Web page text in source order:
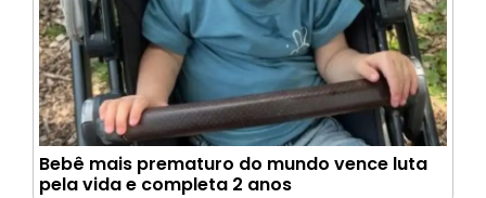
Bebê mais prematuro do mundo vence luta
pela vida e completa 2 anos